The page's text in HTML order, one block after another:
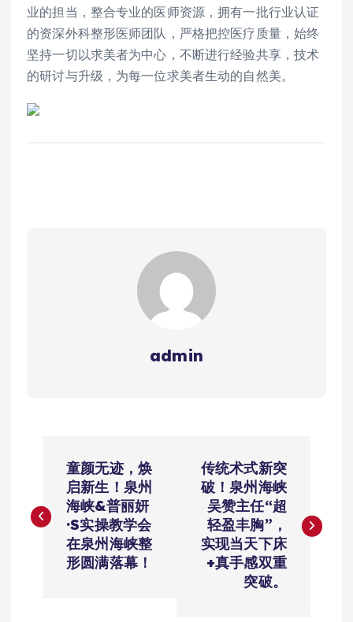
业的担当，整合专业的医师资源，拥有一批行业认证
的资深外科整形医师团队，严格把控医疗质量，始终
坚持一切以求美者为中心，不断进行经验共享，技术
的研讨与升级，为每一位求美者生动的自然美。
admin
导
童颜无迹，焕
启新生！泉州
海峡&普丽妍
·S实操教学会
在泉州海峡整
形圆满落幕！
传统术式新突
破！泉州海峡
吴赞主任“超
轻盈丰胸”，
实现当天下床
+真手感双重
突破。